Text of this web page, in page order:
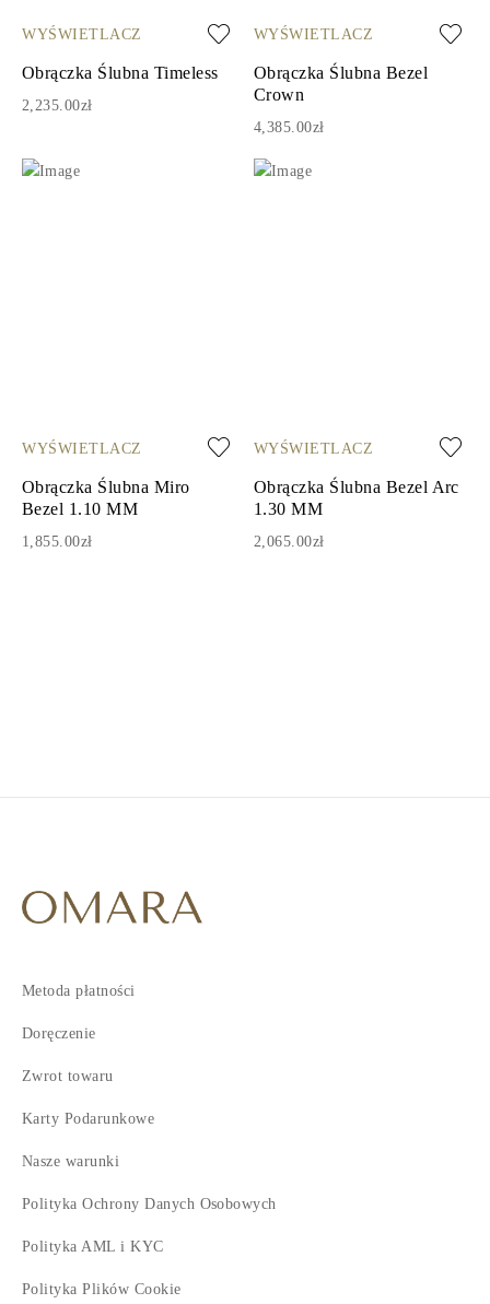
WYŚWIETLACZ
Obrączka Ślubna Timeless
2,235.00zł
WYŚWIETLACZ
Obrączka Ślubna Bezel
Crown
4,385.00zł
WYŚWIETLACZ
Obrączka Ślubna Miro
Bezel 1.10 MM
1,855.00zł
WYŚWIETLACZ
Obrączka Ślubna Bezel Arc
1.30 MM
2,065.00zł
7
11
14
Metoda płatności
Doręczenie
Zwrot towaru
Karty Podarunkowe
Nasze warunki
Polityka Ochrony Danych Osobowych
Polityka AML i KYC
Polityka Plików Cookie